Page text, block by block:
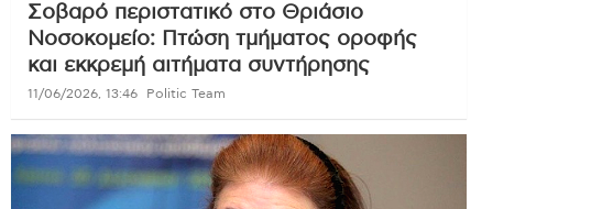
Σοβαρό περιστατικό στο Θριάσιο
Νοσοκομείο: Πτώση τμήματος οροφής
και εκκρεμή αιτήματα συντήρησης
11/06/2026, 13:46 Politic Team